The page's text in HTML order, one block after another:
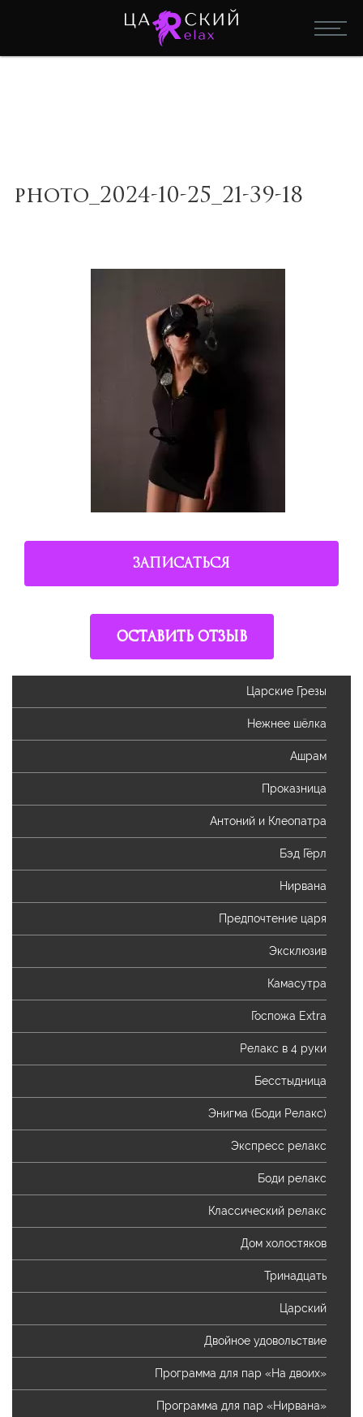
photo_2024-10-25_21-39-18
ЗАПИСАТЬСЯ
ОСТАВИТЬ ОТЗЫВ
Царские Грезы
Нежнее шёлка
Ашрам
Проказница
Антоний и Клеопатра
Бэд Гёрл
Нирвана
Предпочтение царя
Эксклюзив
Камасутра
Госпожа Extra
Релакс в 4 руки
Бесстыдница
Энигма (Боди Релакс)
Экспресс релакс
Боди релакс
Классический релакс
Дом холостяков
Тринадцать
Царский
Двойное удовольствие
Программа для пар «На двоих»
Программа для пар «Нирвана»